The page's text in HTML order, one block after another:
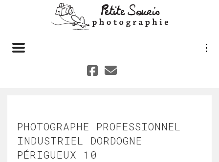
Toggle navigation
PHOTOGRAPHE PROFESSIONNEL
INDUSTRIEL DORDOGNE
PÉRIGUEUX 10